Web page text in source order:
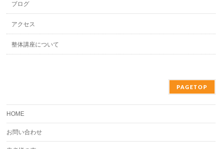
ブログ
アクセス
整体講座について
PAGETOP
HOME
お問い合わせ